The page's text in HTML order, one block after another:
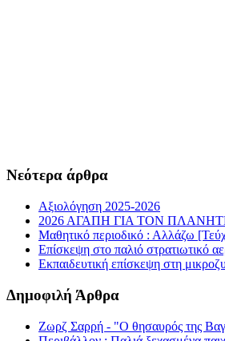
Νεότερα άρθρα
Αξιολόγηση 2025-2026
2026 ΑΓΑΠΗ ΓΙΑ ΤΟΝ
Μαθητικό περιοδικό : Αλλάζω
Επίσκεψη στο παλιό στρατιωτικό
Εκπαιδευτική επίσκεψη στη
Δημοφιλή Άρθρα
Ζωρζ Σαρρή - "Ο θησαυρός της